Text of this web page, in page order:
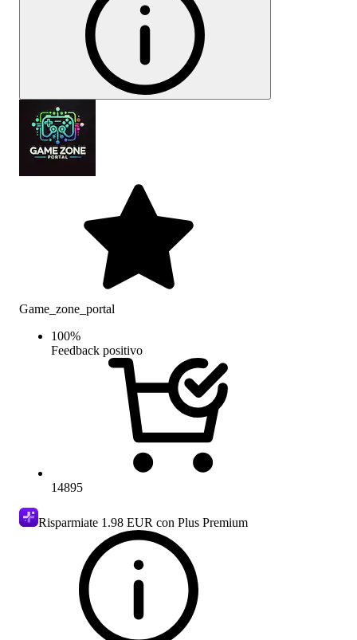
Game_zone_portal
100%
Feedback positivo
14895
Risparmiate 1.98 EUR con Plus Premium